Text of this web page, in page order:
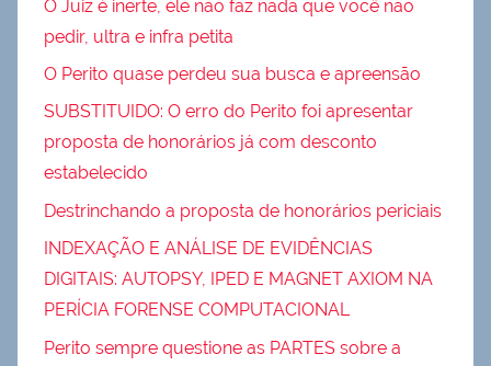
O Juiz é inerte, ele não faz nada que você não
pedir, ultra e infra petita
O Perito quase perdeu sua busca e apreensão
SUBSTITUIDO: O erro do Perito foi apresentar
proposta de honorários já com desconto
estabelecido
Destrinchando a proposta de honorários periciais
INDEXAÇÃO E ANÁLISE DE EVIDÊNCIAS
DIGITAIS: AUTOPSY, IPED E MAGNET AXIOM NA
PERÍCIA FORENSE COMPUTACIONAL
Perito sempre questione as PARTES sobre a